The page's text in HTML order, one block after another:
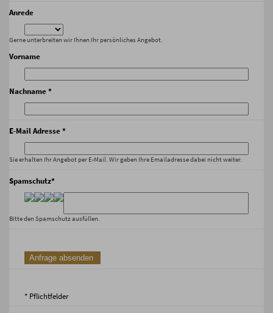
Anrede
Gerne unterbreiten wir Ihnen Ihr persönliches Angebot.
Vorname
Nachname *
E-Mail Adresse *
Sie erhalten Ihr Angebot per E-Mail. Wir geben Ihre Emailadresse dabei nicht weiter.
Spamschutz*
Bitte den Spamschutz ausfüllen.
* Pflichtfelder